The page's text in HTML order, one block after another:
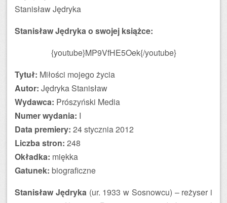
Stanisław Jędryka
Stanisław Jędryka o swojej książce:
{youtube}MP9VfHE5Oek{/youtube}
Tytuł: Miłości mojego życia
Autor: Jędryka Stanisław
Wydawca: Prószyński Media
Numer wydania: I
Data premiery: 24 stycznia 2012
Liczba stron: 248
Okładka: miękka
Gatunek: biograficzne
Stanisław Jędryka(ur. 1933 w Sosnowcu) – reżyser i